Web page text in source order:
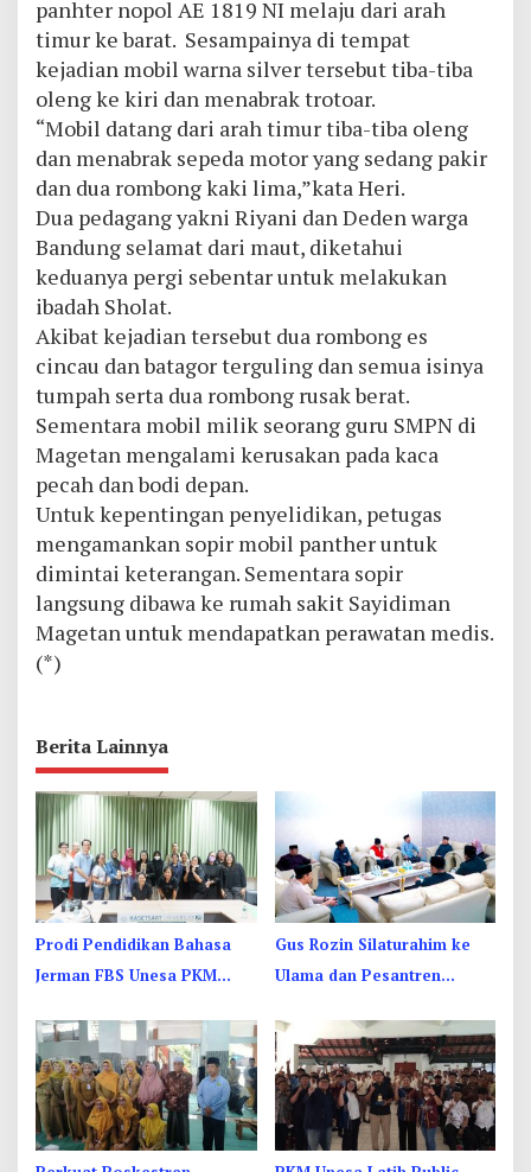
panhter nopol AE 1819 NI melaju dari arah
timur ke barat. Sesampainya di tempat
kejadian mobil warna silver tersebut tiba-tiba
oleng ke kiri dan menabrak trotoar.
“Mobil datang dari arah timur tiba-tiba oleng
dan menabrak sepeda motor yang sedang pakir
dan dua rombong kaki lima,”kata Heri.
Dua pedagang yakni Riyani dan Deden warga
Bandung selamat dari maut, diketahui
keduanya pergi sebentar untuk melakukan
ibadah Sholat.
Akibat kejadian tersebut dua rombong es
cincau dan batagor terguling dan semua isinya
tumpah serta dua rombong rusak berat.
Sementara mobil milik seorang guru SMPN di
Magetan mengalami kerusakan pada kaca
pecah dan bodi depan.
Untuk kepentingan penyelidikan, petugas
mengamankan sopir mobil panther untuk
dimintai keterangan. Sementara sopir
langsung dibawa ke rumah sakit Sayidiman
Magetan untuk mendapatkan perawatan medis.
(*)
Berita Lainnya
Prodi Pendidikan Bahasa
Jerman FBS Unesa PKM
Budaya di Thailand
Gus Rozin Silaturahim ke
Ulama dan Pesantren
Ukhuwah